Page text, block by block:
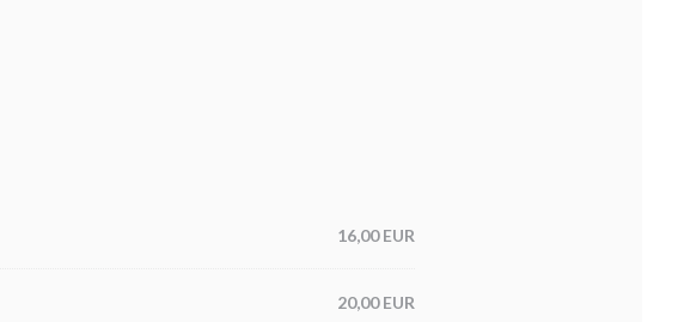
16,00 EUR
20,00 EUR